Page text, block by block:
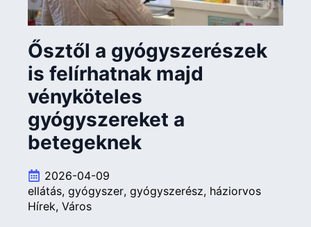
Ősztől a gyógyszerészek
is felírhatnak majd
vényköteles
gyógyszereket a
betegeknek
2026-04-09
ellátás gyógyszer gyógyszerész háziorvos
Hírek Város